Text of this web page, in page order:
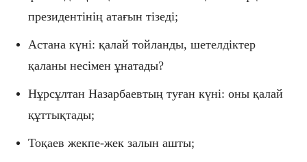
президентінің атағын тізеді;
Астана күні: қалай тойланды, шетелдіктер
қаланы несімен ұнатады?
Нұрсұлтан Назарбаевтың туған күні: оны қалай
құттықтады;
Тоқаев жекпе-жек залын ашты;